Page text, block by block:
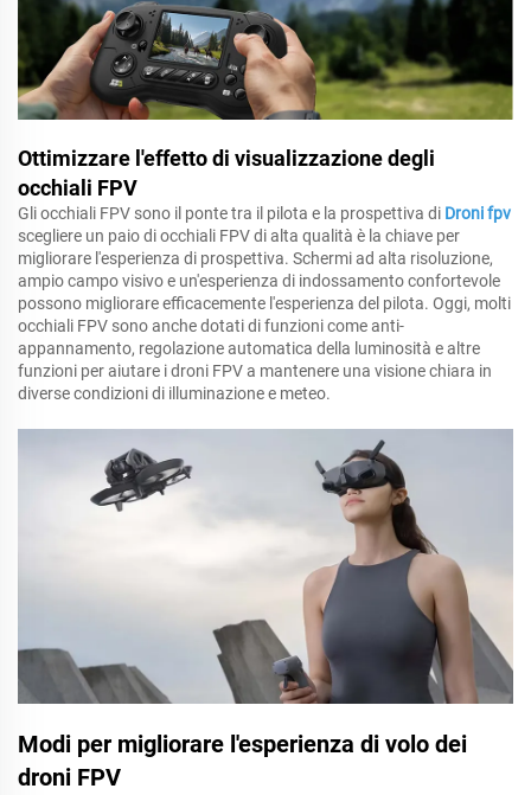
Ottimizzare l'effetto di visualizzazione degli
occhiali FPV
Gli occhiali FPV sono il ponte tra il pilota e la prospettiva di Droni fpv
scegliere un paio di occhiali FPV di alta qualità è la chiave per
migliorare l'esperienza di prospettiva. Schermi ad alta risoluzione,
ampio campo visivo e un'esperienza di indossamento confortevole
possono migliorare efficacemente l'esperienza del pilota. Oggi, molti
occhiali FPV sono anche dotati di funzioni come anti-
appannamento, regolazione automatica della luminosità e altre
funzioni per aiutare i droni FPV a mantenere una visione chiara in
diverse condizioni di illuminazione e meteo.
Modi per migliorare l'esperienza di volo dei
droni FPV